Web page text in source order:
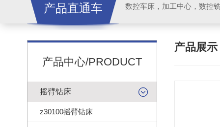
产品直通车
产品中心/PRODUCT
摇臂钻床
z30100摇臂钻床
产品展示